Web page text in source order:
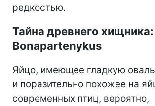
редкостью.
Тайна древнего хищника:
Bonapartenykus
Яйцо, имеющее гладкую
и поразительно похожее на
современных птиц, вероятно,